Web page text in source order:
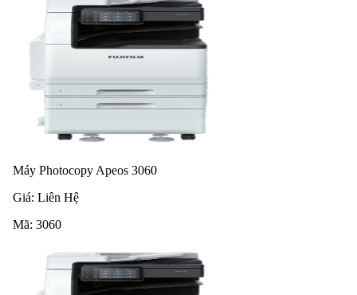
Máy Photocopy Apeos 3060
Giá: Liên Hệ
Mã: 3060